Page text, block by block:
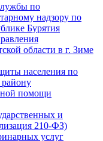
по
надзору по
Бурятия
области в г. Зиме
населения по
помощи
и
210-ФЗ)
услуг